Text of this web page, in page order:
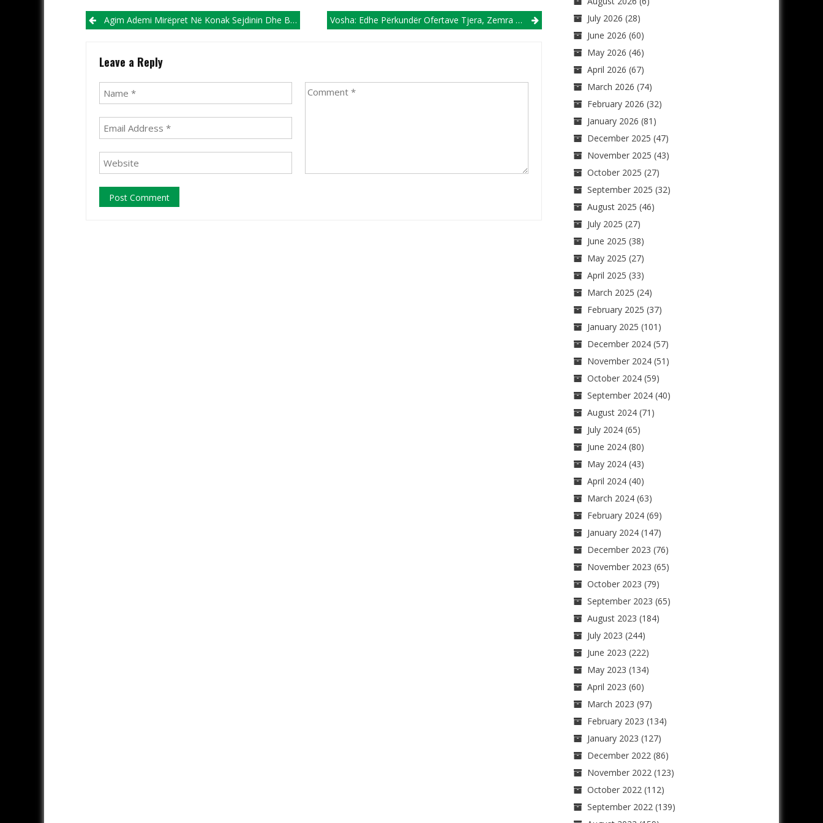
Post navigation
Agim Ademi Mirëpret Në Konak Sejdinin Dhe Bastarin Vosha: Edhe Përkundër Ofertave Tjera, Zemra Më Tha Të Zgjedh FC Shkupin
Leave a Reply
July 2026 (28)
June 2026 (60)
May 2026 (46)
April 2026 (67)
March 2026 (74)
February 2026 (32)
January 2026 (81)
December 2025 (47)
November 2025 (43)
October 2025 (27)
September 2025 (32)
August 2025 (46)
July 2025 (27)
June 2025 (38)
May 2025 (27)
April 2025 (33)
March 2025 (24)
February 2025 (37)
January 2025 (101)
December 2024(57)
November 2024(51)
October 2024(59)
September 2024(40)
August 2024(71)
July 2024(65)
June 2024(80)
May 2024(43)
April 2024(40)
March 2024(63)
February 2024(69)
January 2024(147)
December 2023 (76)
November 2023 (65)
October 2023 (79)
September 2023 (65)
August 2023 (184)
July 2023 (244)
June 2023 (222)
May 2023 (134)
April 2023 (60)
March 2023 (97)
February 2023 (134)
January 2023 (127)
December 2022(86)
November 2022(123)
October 2022(112)
September 2022(139)